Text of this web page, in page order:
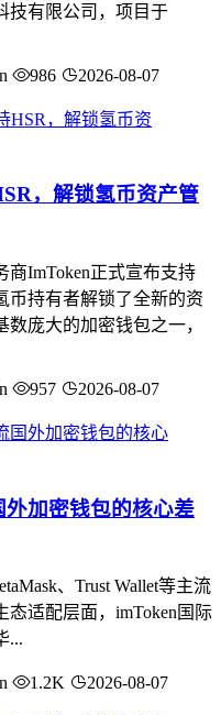
技有限公司，项目于
986 2026-08-07
，解锁氢币资产管
ImToken正式宣布支持
币持有者解锁了全新的资
庞大的加密钱包之一，
957 2026-08-07
加密钱包的核心差
、Trust Wallet等主流
态适配层面，imToken国际
...
1.2K 2026-08-07